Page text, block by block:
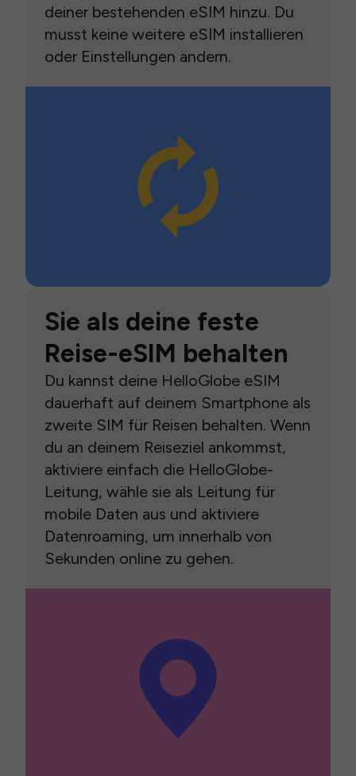
deiner bestehenden eSIM hinzu. Du
musst keine weitere eSIM installieren
oder Einstellungen ändern.
Sie als deine feste
Reise-eSIM behalten
Du kannst deine HelloGlobe eSIM
dauerhaft auf deinem Smartphone als
zweite SIM für Reisen behalten. Wenn
du an deinem Reiseziel ankommst,
aktiviere einfach die HelloGlobe-
Leitung, wähle sie als Leitung für
mobile Daten aus und aktiviere
Datenroaming, um innerhalb von
Sekunden online zu gehen.